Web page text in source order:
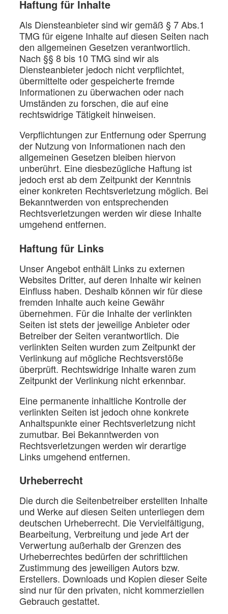
Haftung für Inhalte
Als Diensteanbieter sind wir gemäß § 7 Abs.1
TMG für eigene Inhalte auf diesen Seiten nach
den allgemeinen Gesetzen verantwortlich.
Nach §§ 8 bis 10 TMG sind wir als
Diensteanbieter jedoch nicht verpflichtet,
übermittelte oder gespeicherte fremde
Informationen zu überwachen oder nach
Umständen zu forschen, die auf eine
rechtswidrige Tätigkeit hinweisen.
Verpflichtungen zur Entfernung oder Sperrung
der Nutzung von Informationen nach den
allgemeinen Gesetzen bleiben hiervon
unberührt. Eine diesbezügliche Haftung ist
jedoch erst ab dem Zeitpunkt der Kenntnis
einer konkreten Rechtsverletzung möglich. Bei
Bekanntwerden von entsprechenden
Rechtsverletzungen werden wir diese Inhalte
umgehend entfernen.
Haftung für Links
Unser Angebot enthält Links zu externen
Websites Dritter, auf deren Inhalte wir keinen
Einfluss haben. Deshalb können wir für diese
fremden Inhalte auch keine Gewähr
übernehmen. Für die Inhalte der verlinkten
Seiten ist stets der jeweilige Anbieter oder
Betreiber der Seiten verantwortlich. Die
verlinkten Seiten wurden zum Zeitpunkt der
Verlinkung auf mögliche Rechtsverstöße
überprüft. Rechtswidrige Inhalte waren zum
Zeitpunkt der Verlinkung nicht erkennbar.
Eine permanente inhaltliche Kontrolle der
verlinkten Seiten ist jedoch ohne konkrete
Anhaltspunkte einer Rechtsverletzung nicht
zumutbar. Bei Bekanntwerden von
Rechtsverletzungen werden wir derartige
Links umgehend entfernen.
Urheberrecht
Die durch die Seitenbetreiber erstellten Inhalte
und Werke auf diesen Seiten unterliegen dem
deutschen Urheberrecht. Die Vervielfältigung,
Bearbeitung, Verbreitung und jede Art der
Verwertung außerhalb der Grenzen des
Urheberrechtes bedürfen der schriftlichen
Zustimmung des jeweiligen Autors bzw.
Erstellers. Downloads und Kopien dieser Seite
sind nur für den privaten, nicht kommerziellen
Gebrauch gestattet.